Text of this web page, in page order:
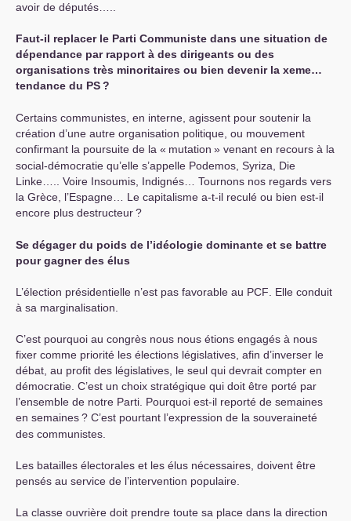
avoir de députés…..
Faut-il replacer le Parti Communiste dans une situation de
dépendance par rapport à des dirigeants ou des
organisations très minoritaires ou bien devenir la xeme…
tendance du PS?
Certains communistes, en interne, agissent pour soutenir la
création d’une autre organisation politique, ou mouvement
confirmant la poursuite de la « mutation » venant en recours à la
social-démocratie qu’elle s’appelle Podemos, Syriza, Die
Linke….. Voire Insoumis, Indignés… Tournons nos regards vers
la Grèce, l’Espagne… Le capitalisme a-t-il reculé ou bien est-il
encore plus destructeur?
Se dégager du poids de l’idéologie dominante et se battre
pour gagner des élus
L’élection présidentielle n’est pas favorable au PCF . Elle conduit
à sa marginalisation.
C’est pourquoi au congrès nous nous étions engagés à nous
fixer comme priorité les élections législatives, afin d’inverser le
débat, au profit des législatives, le seul qui devrait compter en
démocratie. C’est un choix stratégique qui doit être porté par
l’ensemble de notre Parti. Pourquoi est-il reporté de semaines
en semaines? C’est pourtant l’expression de la souveraineté
des communistes.
Les batailles électorales et les élus nécessaires, doivent être
pensés au service de l’intervention populaire.
La classe ouvrière doit prendre toute sa place dans la direction